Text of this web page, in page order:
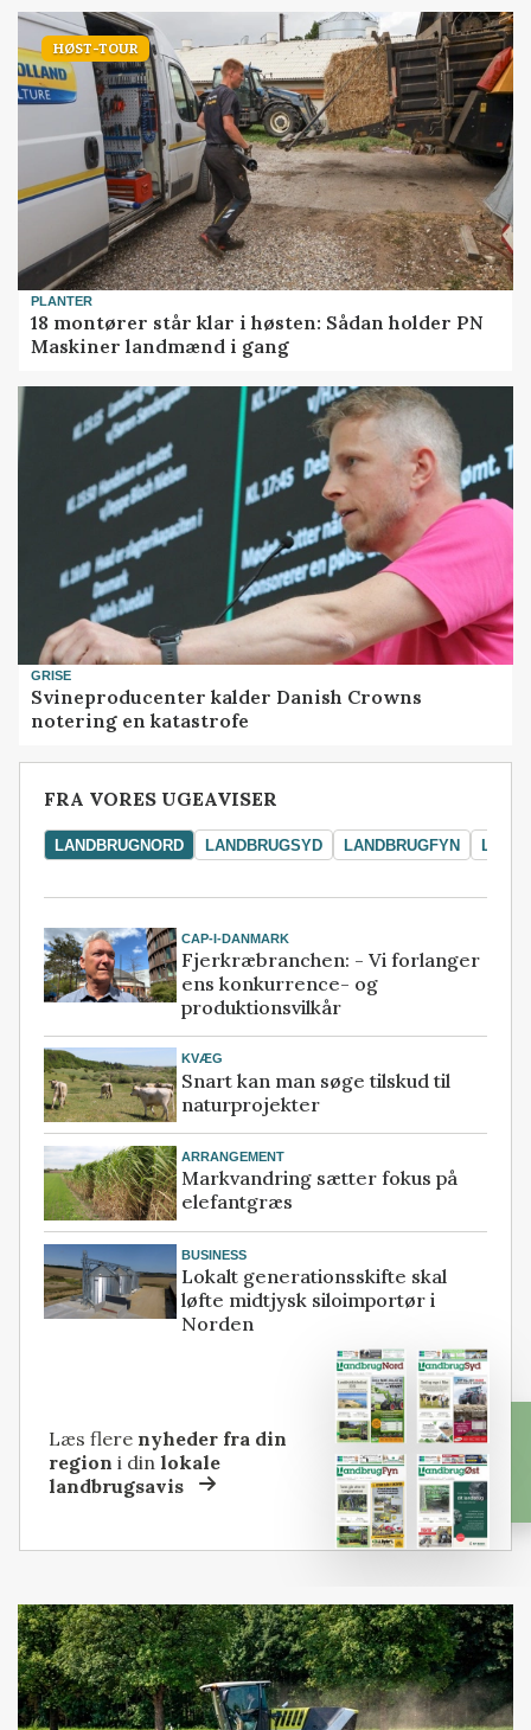
HØST-TOUR
PLANTER
18 montører står klar i høsten: Sådan holder PN
Maskiner landmænd i gang
GRISE
Svineproducenter kalder Danish Crowns
notering en katastrofe
FRA VORES UGEAVISER
LANDBRUGNORD LANDBRUGSYD LANDBRUGFYN
CAP-I-DANMARK
Fjerkræbranchen: - Vi forlanger
ens konkurrence- og
produktionsvilkår
KVÆG
Snart kan man søge tilskud til
naturprojekter
ARRANGEMENT
Markvandring sætter fokus på
elefantgræs
BUSINESS
Lokalt generationsskifte skal
løfte midtjysk siloimportør i
Norden
Læs flere nyheder fra din
region i dinlokale
landbrugsavis